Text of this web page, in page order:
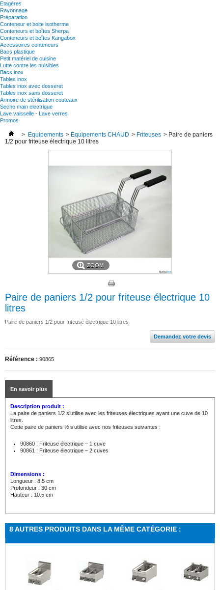
Etagères
Rayonnage
Préparation
Conteneur et boite isotherme
Conteneurs et boîtes Sherpa
Conteneurs et boîtes Kangabox
Accessoires conteneurs
Bacs plastique
Petit matériel de cuisine
Lutte contre les nuisibles
Bacs inox
Tables inox
Tables inox avec dosseret
Tables inox sans dosseret
Armoire de stérilisation couteaux
Seche main electrique
Lave vaisselle - Lave verres
Promos
> Equipements > Equipements CHAUD > Friteuses > Paire de paniers
1/2 pour friteuse électrique 10 litres
ZOOM
Paire de paniers 1/2 pour friteuse électrique 10
litres
Paire de paniers 1/2 pour friteuse électrique 10 litres
Demandez votre devis
Référence : 90865
En savoir plus
Description produit :
La paire de paniers 1/2 s’utilise avec les friteuses électriques ayant une cuve de 10
litres.
Cette paire de paniers ½ s’utilise avec nos friteuses suivantes :
90860 : Friteuse électrique – 1 cuve
90861 : Friteuse électrique – 2 cuves
Dimensions :
Longueur : 8.5 cm
Profondeur : 30 cm
Hauteur : 10.5 cm
8 AUTRES PRODUITS DANS LA MÊME CATÉGORIE :